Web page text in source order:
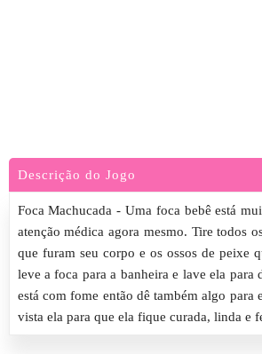
Descrição do Jogo
Foca Machucada - Uma foca bebê está
atenção médica agora mesmo. Tire todos
que furam seu corpo e os ossos de peixe
leve a foca para a banheira e lave ela para
está com fome então dê também algo para
vista ela para que ela fique curada, linda e